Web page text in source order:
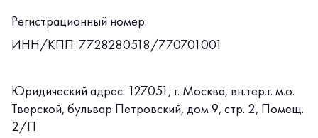
Регистрационный номер:
ИНН/КПП: 7728280518/770701001
Юридический адрес: 127051, г. Москва, вн.тер.г. м.о.
Тверской, бульвар Петровский, дом 9, стр. 2, Помещ.
2/П